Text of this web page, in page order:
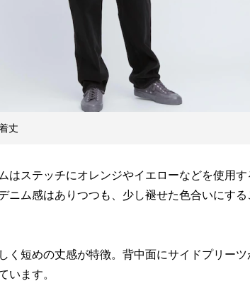
丈
ステッチにオレンジやイエローなどを使用す
ニム感はありつつも、少し褪せた色合いにす
短めの丈感が特徴。背中面にサイドプリーツ
います。